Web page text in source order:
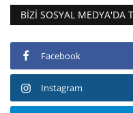
BIZI SOSYAL MEDYA'DA
Facebook
Instagram